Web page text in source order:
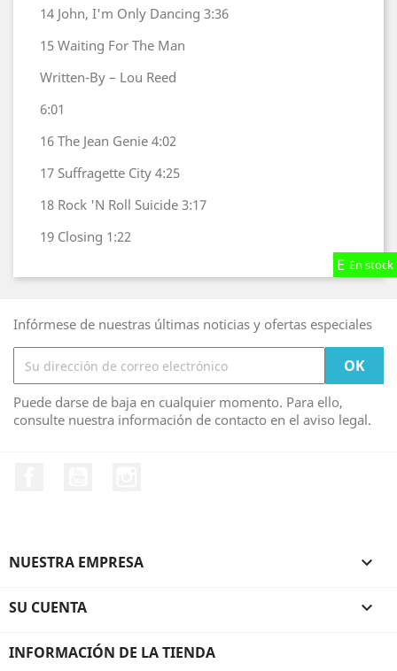
En stock
En stock
En stock
14 John, I'm Only Dancing 3:36
15 Waiting For The Man
Written-By – Lou Reed
6:01
16 The Jean Genie 4:02
17 Suffragette City 4:25
18 Rock 'N Roll Suicide 3:17
19 Closing 1:22
Infórmese de nuestras últimas noticias y ofertas especiales
Puede darse de baja en cualquier momento. Para ello,
consulte nuestra información de contacto en el aviso legal.
NUESTRA EMPRESA 
SU CUENTA 
INFORMACIÓN DE LA TIENDA